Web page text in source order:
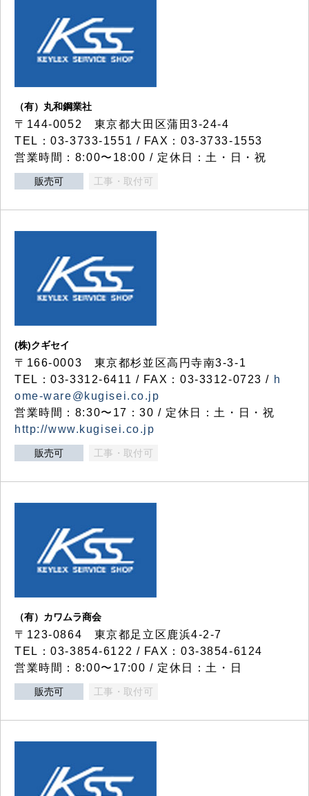
（有）丸和鋼業社
〒144-0052 東京都大田区蒲田3-24-4
TEL：03-3733-1551 / FAX：03-3733-1553
営業時間：8:00〜18:00 / 定休日：土・日・祝
販売可 工事・取付可
(株)クギセイ
〒166-0003 東京都杉並区高円寺南3-3-1
TEL：03-3312-6411 / FAX：03-3312-0723 / h
ome-ware@kugisei.co.jp
営業時間：8:30〜17：30 / 定休日：土・日・祝
http://www.kugisei.co.jp
販売可 工事・取付可
（有）カワムラ商会
〒123-0864 東京都足立区鹿浜4-2-7
TEL：03-3854-6122 / FAX：03-3854-6124
営業時間：8:00〜17:00 / 定休日：土・日
販売可 工事・取付可